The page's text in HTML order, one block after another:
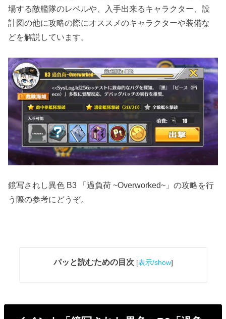
場する敵艦隊のレベルや、入手出来るキャラクター、設
計図の他に攻略の際にオススメのキャラクターや装備な
どを解説しています。
鏡写されし異色 B3 「過負荷 ~Overworked~」の攻略を行
う際の参考にどうぞ。
パッと読むための目次 [表示/show]